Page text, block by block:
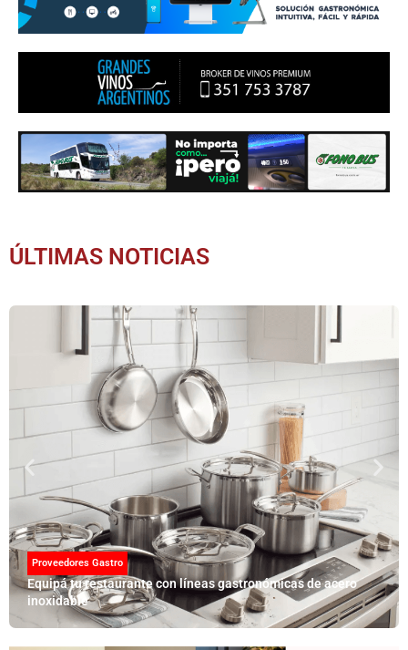
ÚLTIMAS NOTICIAS
Proveedores Gastro
Equipá tu restaurante con líneas gastronómicas de acero
inoxidable